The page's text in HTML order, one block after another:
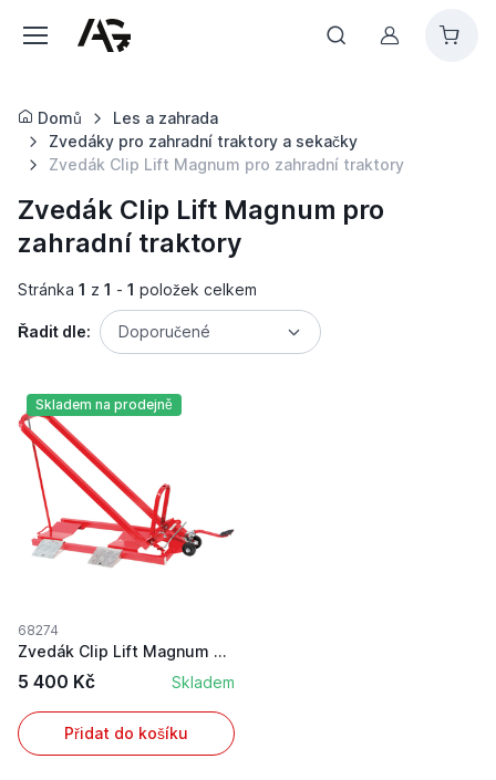
Můj účet
Domů
Les a zahrada
Zvedáky pro zahradní traktory a sekačky
Zvedák Clip Lift Magnum pro zahradní traktory
Zvedák Clip Lift Magnum pro
zahradní traktory
Stránka 1 z 1 - 1 položek celkem
Řadit dle: Doporučené
Skladem na prodejně
68274
Zvedák Clip Lift Magnum pro zahradní traktor na...
5 400 Kč Skladem
Přidat do košíku